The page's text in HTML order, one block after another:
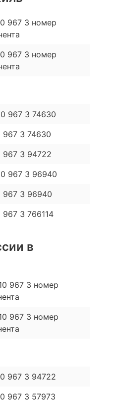
967 3 номер
967 3 номер
967 3 74630
967 3 74630
967 3 94722
967 3 96940
967 3 96940
967 3 766114
в
967 3 номер
967 3 номер
967 3 94722
967 3 57973